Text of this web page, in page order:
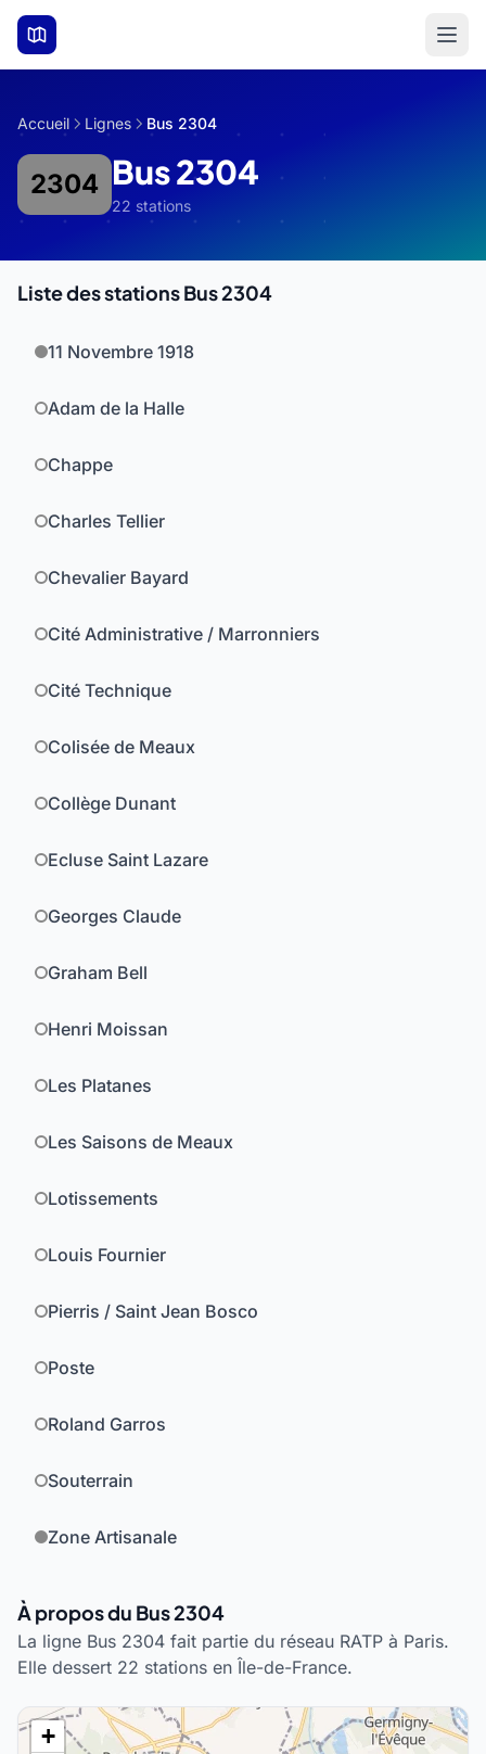
Aller au contenu principal
Accueil Lignes Bus 2304
2304 Bus 2304
22 stations
Liste des stations Bus 2304
11 Novembre 1918
Adam de la Halle
Chappe
Charles Tellier
Chevalier Bayard
Cité Administrative / Marronniers
Cité Technique
Colisée de Meaux
Collège Dunant
Ecluse Saint Lazare
Georges Claude
Graham Bell
Henri Moissan
Les Platanes
Les Saisons de Meaux
Lotissements
Louis Fournier
Pierris / Saint Jean Bosco
Poste
Roland Garros
Souterrain
Zone Artisanale
À propos du Bus 2304
La ligne Bus 2304 fait partie du réseau RATP à Paris.
Elle dessert 22 stations en Île-de-France.
+